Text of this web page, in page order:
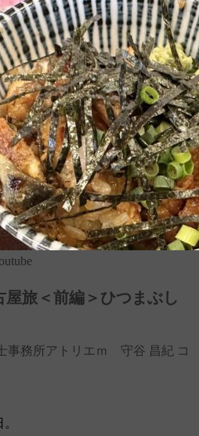
旅＜前編＞ひつまぶし
事務所アトリエｍ 守谷 昌紀 コ